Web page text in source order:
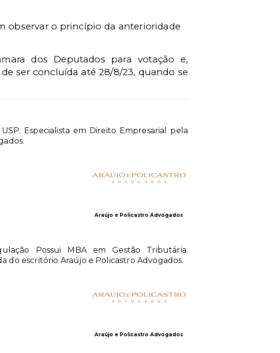
observar o princípio da anterioridade
dos Deputados para votação e,
ser concluída até 28/8/23, quando se
Especialista em Direito Empresarial pela
Araújo e Policastro Advogados
Possui MBA em Gestão Tributária.
do escritório Araújo e Policastro Advogados.
Araújo e Policastro Advogados